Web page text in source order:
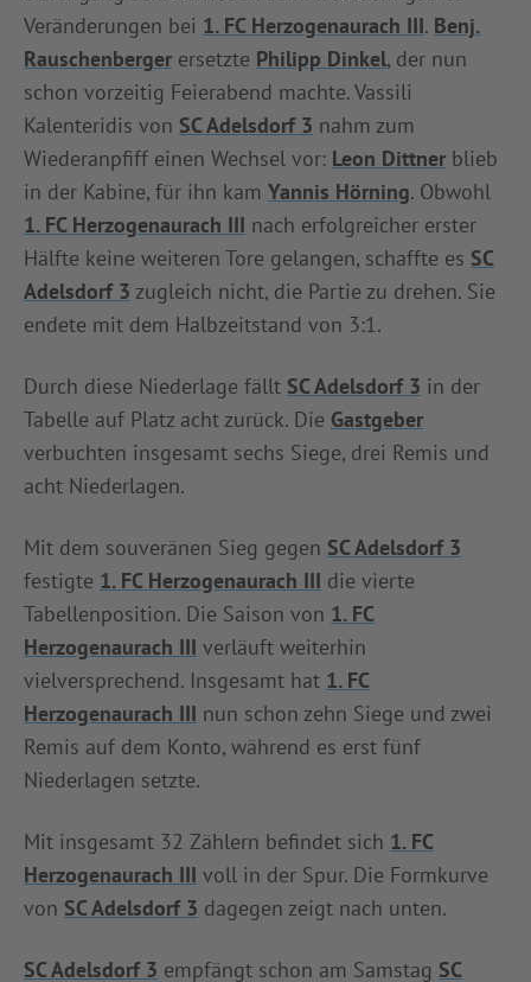
Veränderungen bei 1. FC Herzogenaurach III. Benj.
Rauschenberger ersetzte Philipp Dinkel, der nun
schon vorzeitig Feierabend machte. Vassili
Kalenteridis von SC Adelsdorf 3 nahm zum
Wiederanpfiff einen Wechsel vor: Leon Dittner blieb
in der Kabine, für ihn kam Yannis Hörning. Obwohl
1. FC Herzogenaurach III nach erfolgreicher erster
Hälfte keine weiteren Tore gelangen, schaffte es SC
Adelsdorf 3 zugleich nicht, die Partie zu drehen. Sie
endete mit dem Halbzeitstand von 3:1.
Durch diese Niederlage fällt SC Adelsdorf 3 in der
Tabelle auf Platz acht zurück. Die Gastgeber
verbuchten insgesamt sechs Siege, drei Remis und
acht Niederlagen.
Mit dem souveränen Sieg gegen SC Adelsdorf 3
festigte 1. FC Herzogenaurach III die vierte
Tabellenposition. Die Saison von 1. FC
Herzogenaurach III verläuft weiterhin
vielversprechend. Insgesamt hat 1. FC
Herzogenaurach III nun schon zehn Siege und zwei
Remis auf dem Konto, während es erst fünf
Niederlagen setzte.
Mit insgesamt 32 Zählern befindet sich 1. FC
Herzogenaurach III voll in der Spur. Die Formkurve
von SC Adelsdorf 3 dagegen zeigt nach unten.
SC Adelsdorf 3 empfängt schon am Samstag SC